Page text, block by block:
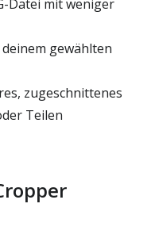
Datei mit weniger
gewählten
zugeschnittenes
Teilen